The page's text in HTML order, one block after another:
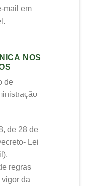
mail em
NOS
de
de 28 de
Lei
regras
da